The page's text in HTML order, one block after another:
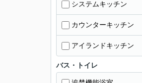
システムキッチン
カウンターキッチン
アイランドキッチン
バス・トイレ